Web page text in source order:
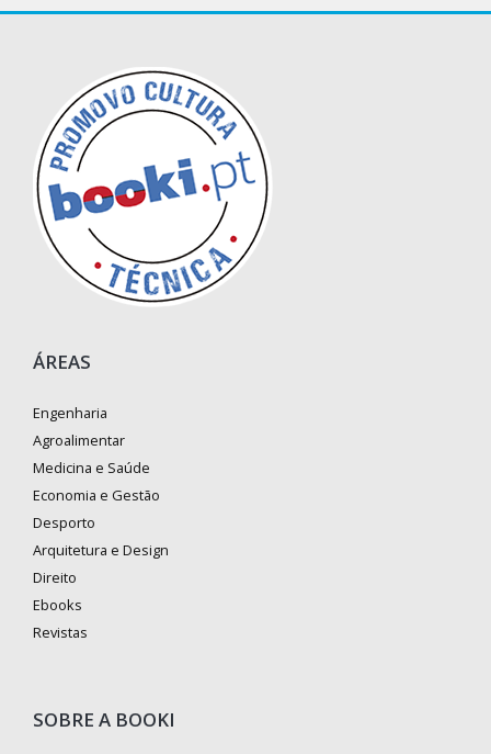
ÁREAS
Engenharia
Agroalimentar
Medicina e Saúde
Economia e Gestão
Desporto
Arquitetura e Design
Direito
Ebooks
Revistas
SOBRE A BOOKI